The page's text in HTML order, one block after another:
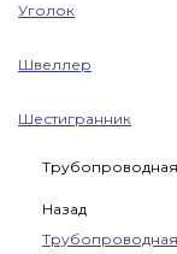
Уголок
Швеллер
Шестигранник
Назад